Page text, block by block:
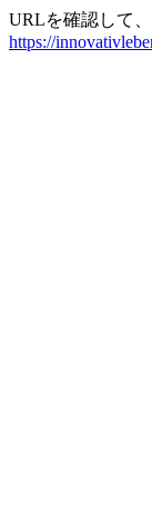
URLを確認して
https://